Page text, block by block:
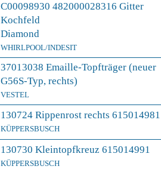
C00098930 482000028316 Gitter
Kochfeld
Diamond
WHIRLPOOL/INDESIT
37013038 Emaille-Topfträger (neuer
G56S-Typ, rechts)
VESTEL
130724 Rippenrost rechts 615014981
KÜPPERSBUSCH
130730 Kleintopfkreuz 615014991
KÜPPERSBUSCH